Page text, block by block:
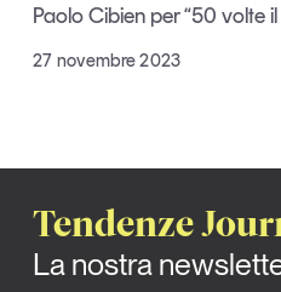
Paolo Cibien per “50 volte
27 novembre 2023
Tendenze
La nostra